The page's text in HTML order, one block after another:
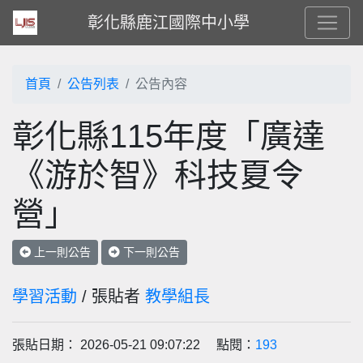
彰化縣鹿江國際中小學
首頁 公告列表 公告內容
彰化縣115年度「廣達
《游於智》科技夏令
營」
上一則公告 下一則公告
學習活動 / 張貼者 教學組長
張貼日期： 2026-05-21 09:07:22 點閱： 193